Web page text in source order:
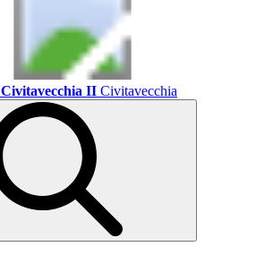
Civitavecchia II Civitavecchia